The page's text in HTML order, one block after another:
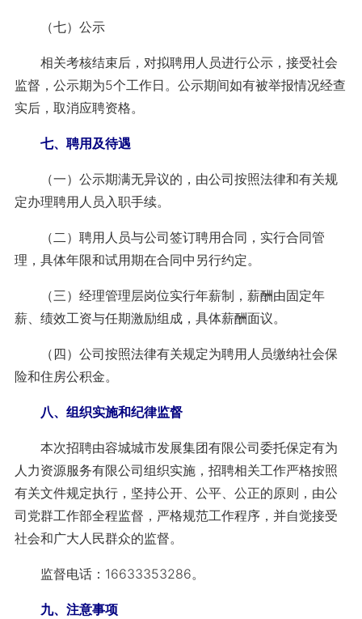
（七）公示
相关考核结束后，对拟聘用人员进行公示，接受社会
监督，公示期为5个工作日。公示期间如有被举报情况经查
实后，取消应聘资格。
七、聘用及待遇
（一）公示期满无异议的，由公司按照法律和有关规
定办理聘用人员入职手续。
（二）聘用人员与公司签订聘用合同，实行合同管
理，具体年限和试用期在合同中另行约定。
（三）经理管理层岗位实行年薪制，薪酬由固定年
薪、绩效工资与任期激励组成，具体薪酬面议。
（四）公司按照法律有关规定为聘用人员缴纳社会保
险和住房公积金。
八、组织实施和纪律监督
本次招聘由容城城市发展集团有限公司委托保定有为
人力资源服务有限公司组织实施，招聘相关工作严格按照
有关文件规定执行，坚持公开、公平、公正的原则，由公
司党群工作部全程监督，严格规范工作程序，并自觉接受
社会和广大人民群众的监督。
监督电话：16633353286。
九、注意事项